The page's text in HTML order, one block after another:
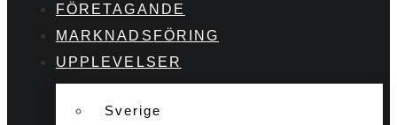
FÖRETAGANDE
MARKNADSFÖRING
UPPLEVELSER
Sverige